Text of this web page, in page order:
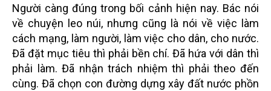
Người càng đúng trong bối cảnh hiện nay. Bác nói
về chuyện leo núi, nhưng cũng là nói về việc làm
cách mạng, làm người, làm việc cho dân, cho nước.
Đã đặt mục tiêu thì phải bền chí. Đã hứa với dân thì
phải làm. Đã nhận trách nhiệm thì phải theo đến
cùng. Đã chọn con đường dựng xây đất nước phồn